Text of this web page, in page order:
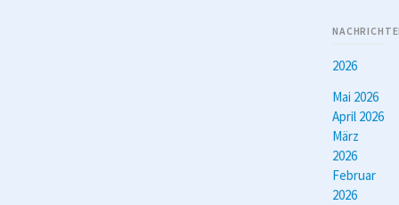
2026
Mai 2026
April 2026
März
2026
Februar
2026